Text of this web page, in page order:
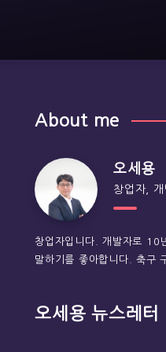
About me
오세용
창업자,
창업자입니다. 개발자로 10
말하기를 좋아합니다. 축구
오세용 뉴스레터